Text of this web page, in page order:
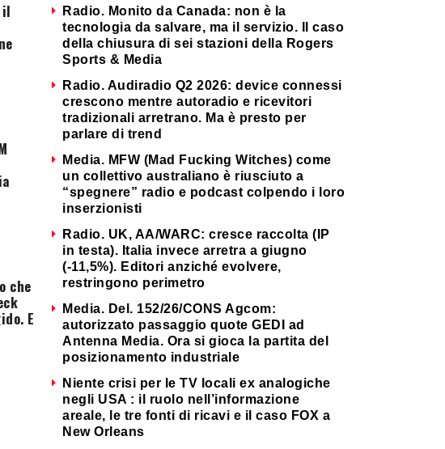
il
che
E
Radio. Monito da Canada: non è la
tecnologia da salvare, ma il servizio. Il caso
della chiusura di sei stazioni della Rogers
Sports & Media
Radio. Audiradio Q2 2026: device connessi
crescono mentre autoradio e ricevitori
tradizionali arretrano. Ma è presto per
parlare di trend
Media. MFW (Mad Fucking Witches) come
un collettivo australiano è riusciuto a
“spegnere” radio e podcast colpendo i loro
inserzionisti
Radio. UK, AA/WARC: cresce raccolta (IP
in testa). Italia invece arretra a giugno
(-11,5%). Editori anziché evolvere,
restringono perimetro
Media. Del. 152/26/CONS Agcom:
autorizzato passaggio quote GEDI ad
Antenna Media. Ora si gioca la partita del
posizionamento industriale
Niente crisi per le TV locali ex analogiche
negli USA : il ruolo nell’informazione
areale, le tre fonti di ricavi e il caso FOX a
New Orleans